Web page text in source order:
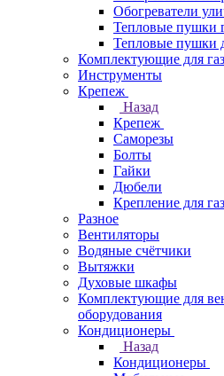
Обогреватели
Тепловые пушки
Тепловые пушки
Комплектующие для
Инструменты
Крепеж
Назад
Крепеж
Саморезы
Болты
Гайки
Дюбели
Крепление для
Разное
Вентиляторы
Водяные счётчики
Вытяжки
Духовые шкафы
Комплектующие для
оборудования
Кондиционеры
Назад
Кондиционеры